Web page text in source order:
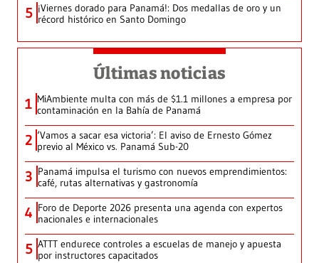
5 ¡Viernes dorado para Panamá!: Dos medallas de oro y un
récord histórico en Santo Domingo
Últimas noticias
1 MiAmbiente multa con más de $1.1 millones a empresa por
contaminación en la Bahía de Panamá
2 ‘Vamos a sacar esa victoria’: El aviso de Ernesto Gómez
previo al México vs. Panamá Sub-20
3 Panamá impulsa el turismo con nuevos emprendimientos:
café, rutas alternativas y gastronomía
4 Foro de Deporte 2026 presenta una agenda con expertos
nacionales e internacionales
5 ATTT endurece controles a escuelas de manejo y apuesta
por instructores capacitados